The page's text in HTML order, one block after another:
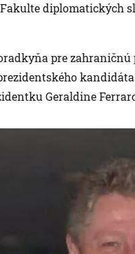
diplomatických
pre
Geraldine